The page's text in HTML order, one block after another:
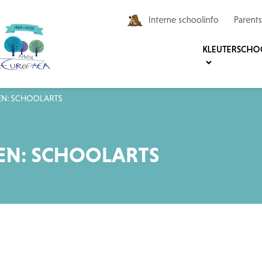
Interne schoolinfo
SCHOOLARTS
SCHOOLARTS